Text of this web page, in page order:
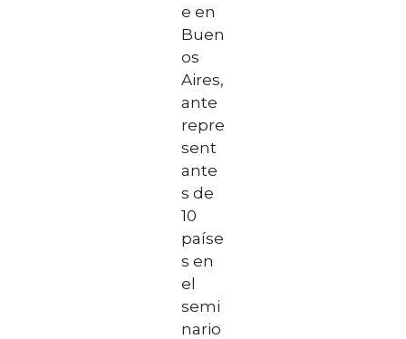
e en
Buen
os
Aires,
ante
repre
sent
ante
s de
10
paíse
s en
el
semi
nario